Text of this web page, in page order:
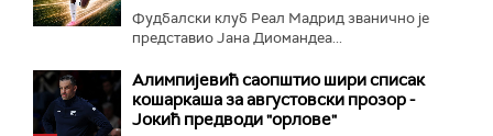
Фудбалски клуб Реал Мадрид званично је
представио Јана Диомандеа...
Алимпијевић саопштио шири списак
кошаркаша за августовски прозор -
Јокић предводи "орлове"